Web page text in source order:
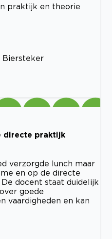
praktijk en theorie
Biersteker
directe praktijk
verzorgde lunch maar
en op de directe
docent staat duidelijk
goede
vaardigheden en kan